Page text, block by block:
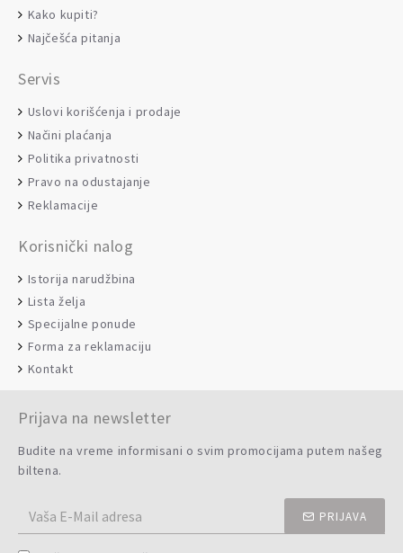
Kako kupiti?
Najčešća pitanja
Servis
Uslovi korišćenja i prodaje
Načini plaćanja
Politika privatnosti
Pravo na odustajanje
Reklamacije
Korisnički nalog
Istorija narudžbina
Lista želja
Specijalne ponude
Forma za reklamaciju
Kontakt
Prijava na newsletter
Budite na vreme informisani o svim promocijama putem našeg
biltena.
PRIJAVA